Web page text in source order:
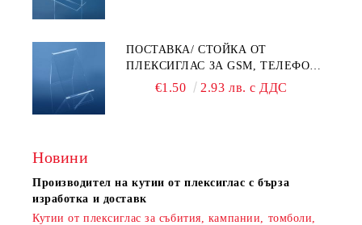
ПОСТАВКА/ СТОЙКА ОТ
ПЛЕКСИГЛАС ЗА GSM, ТЕЛЕФОН,
СМАРТФОН И АКСЕСОАРИ ЗА ТЯХ
€1.50 2.93 лв. с ДДС
Новини
Производител на кутии от плексиглас с бърза
изработка и доставк
Кутии от плексиглас за събития, кампании, томболи,